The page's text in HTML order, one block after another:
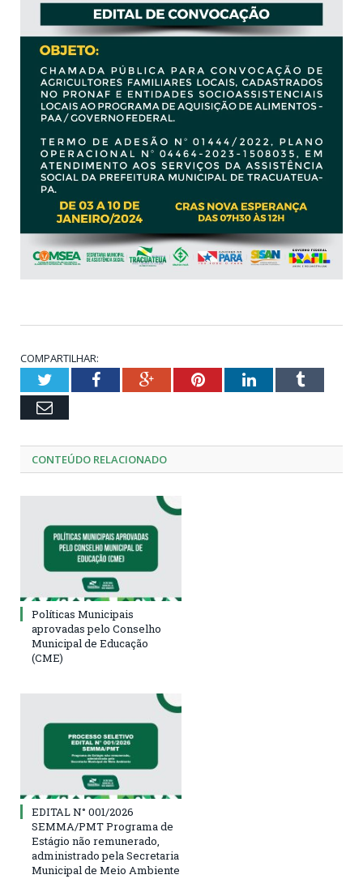
COMPARTILHAR:
TwitterFacebookGoogle+PinterestLinkedInTumblr
Email
CONTEÚDO RELACIONADO
Políticas Municipais
aprovadas pelo Conselho
Municipal de Educação
(CME)
EDITAL N° 001/2026
SEMMA/PMT Programa de
Estágio não remunerado,
administrado pela Secretaria
Municipal de Meio Ambiente